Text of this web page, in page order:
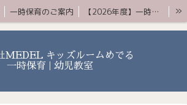
一時保育のご案内
【2026年度】一時保育プレミアムコース
よくある質問 アクセス
YouTube
»
MEDEL キッズルームめでる
一時保育 | 幼児教室